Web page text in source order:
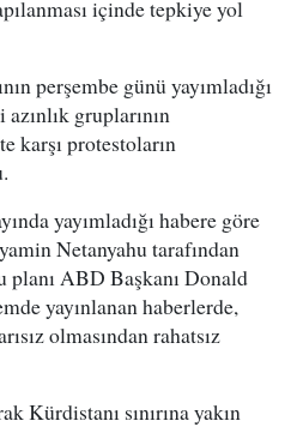
içinde tepkiye yol
perşembe günü yayımladığı
gruplarının
karşı protestoların
yayımladığı habere göre
Netanyahu tarafından
planı ABD Başkanı Donald
yayınlanan haberlerde,
olmasından rahatsız
Kürdistanı sınırına yakın